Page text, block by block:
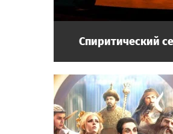
Спиритический